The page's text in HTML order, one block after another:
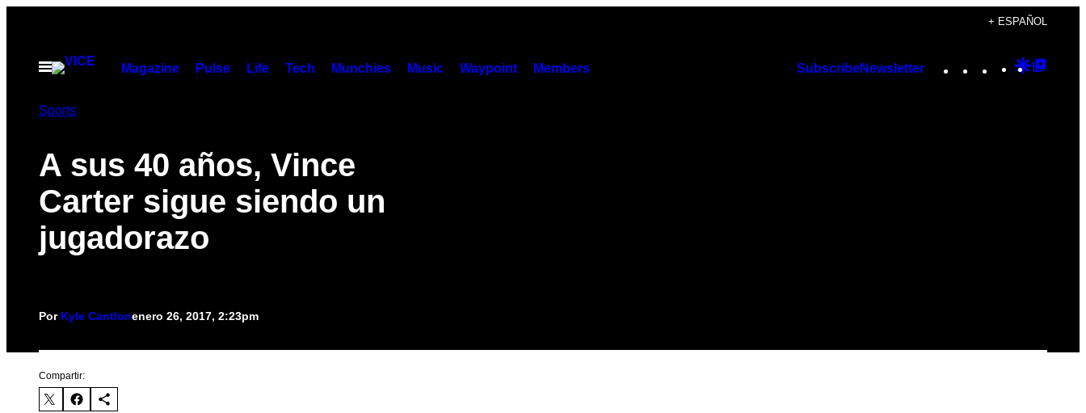
contenido
+ ESPAÑOL
Abrir
Magazine Pulse Life Tech Munchies Music Waypoint Members SubscribeNewsletter Instagram
TikTok
YouTube
Google
Sports
A sus 40 años, Vince
Carter sigue siendo un
jugadorazo
Por Kyle Cantlonenero 26, 2017, 2:23pm
Compartir: